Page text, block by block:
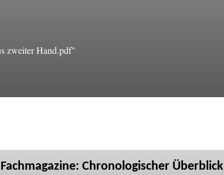
zweiter Hand.pdf"
Chronologischer Überblick